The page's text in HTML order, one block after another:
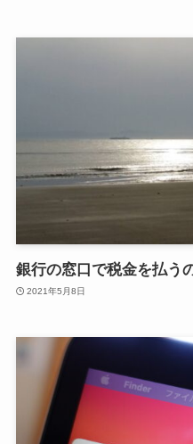
銀行の窓口で税金を払う
2021年5月8日